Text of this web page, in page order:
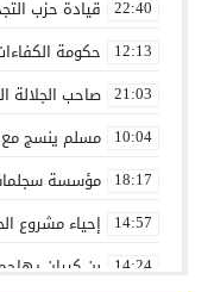
22:40 قيادة حزب
12:13 حكومة
21:03 صاحب الجلالة
10:04 مسلم ينسج مع
18:17 مؤسسة
14:57 إحياء مشروع
14:24 بن كيران